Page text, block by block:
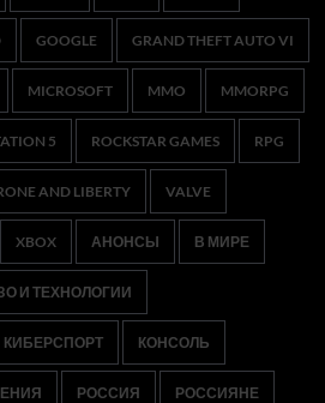
GOOGLE GRAND THEFT AUTO VI
MICROSOFT MMO MMORPG
5 ROCKSTAR GAMES RPG
AND LIBERTY VALVE
XBOX АНОНСЫ В МИРЕ
И ТЕХНОЛОГИИ
КИБЕРСПОРТ КОНСОЛЬ
РОССИЯ РОССИЯНЕ